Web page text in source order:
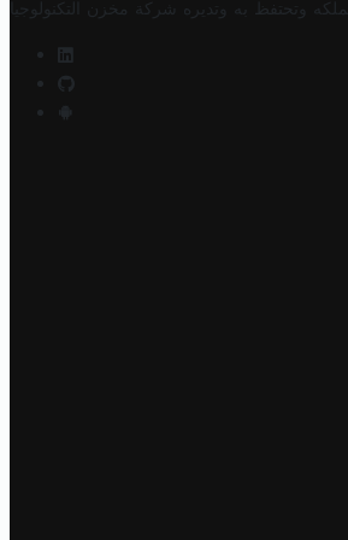
وتحتفظ به وتديره شركة مخزن التكنولوجيا